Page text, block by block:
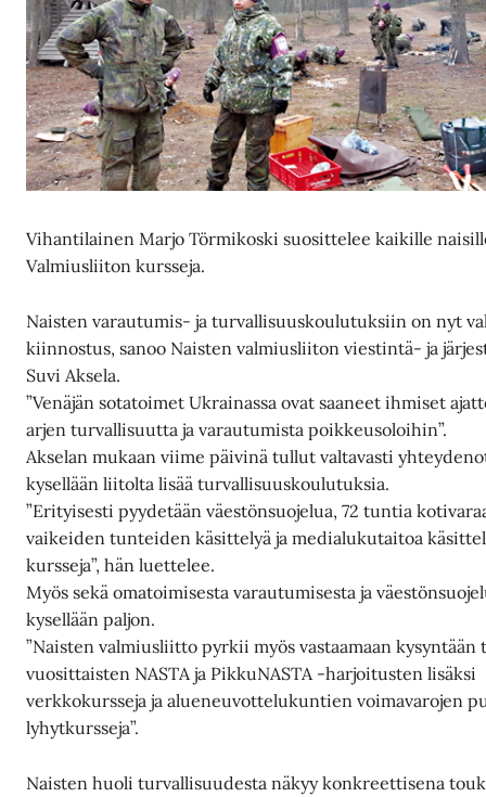
Vihantilainen Marjo Törmikoski suosittelee kaikille
Valmiusliiton kursseja.
Naisten varautumis- ja turvallisuuskoulutuksiin on nyt
kiinnostus, sanoo Naisten valmiusliiton viestintä- ja
Suvi Aksela.
”Venäjän sotatoimet Ukrainassa ovat saaneet ihmiset
arjen turvallisuutta ja varautumista poikkeusoloihin”.
Akselan mukaan viime päivinä tullut valtavasti
kysellään liitolta lisää turvallisuuskoulutuksia.
”Erityisesti pyydetään väestönsuojelua, 72 tuntia
vaikeiden tunteiden käsittelyä ja medialukutaitoa
kursseja”, hän luettelee.
Myös sekä omatoimisesta varautumisesta ja
kysellään paljon.
”Naisten valmiusliitto pyrkii myös vastaamaan kysyntään
vuosittaisten NASTA ja PikkuNASTA -harjoitusten lisäksi
verkkokursseja ja alueneuvottelukuntien voimavarojen
lyhytkursseja”.
Naisten huoli turvallisuudesta näkyy konkreettisena